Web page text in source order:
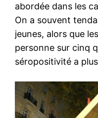
abordée dans les
On a souvent
jeunes, alors que
personne sur cinq
séropositivité a